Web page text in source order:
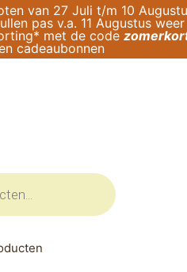
van 27 Juli t/m 10
pas v.a. 11 Augustus
met de code
cadeaubonnen